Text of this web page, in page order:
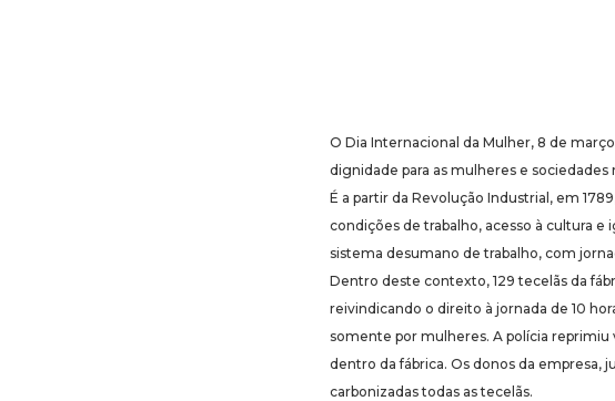
O Dia Internacional da Mulher, 8 de
dignidade para as mulheres e sociedades
É a partir da Revolução Industrial, em
condições de trabalho, acesso à cultura e
sistema desumano de trabalho, com
Dentro deste contexto, 129 tecelãs da
reivindicando o direito à jornada de 10
somente por mulheres. A polícia
dentro da fábrica. Os donos da empresa,
carbonizadas todas as tecelãs.